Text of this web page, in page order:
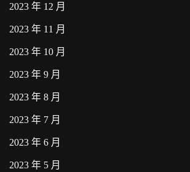
2023 年 12 月
2023 年 11 月
2023 年 10 月
2023 年 9 月
2023 年 8 月
2023 年 7 月
2023 年 6 月
2023 年 5 月